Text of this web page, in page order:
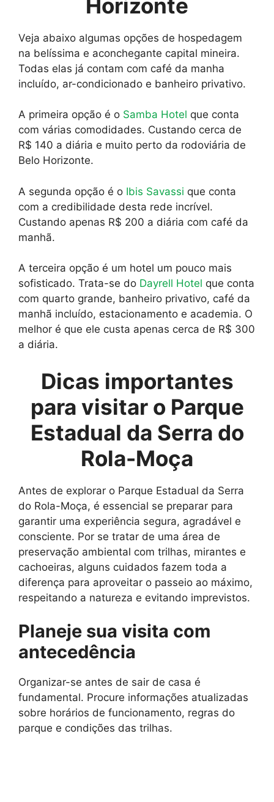
Horizonte
Veja abaixo algumas opções de hospedagem
na belíssima e aconchegante capital mineira.
Todas elas já contam com café da manha
incluído, ar-condicionado e banheiro privativo.
A primeira opção é o Samba Hotel que conta
com várias comodidades. Custando cerca de
R$ 140 a diária e muito perto da rodoviária de
Belo Horizonte.
A segunda opção é o Ibis Savassi que conta
com a credibilidade desta rede incrível.
Custando apenas R$ 200 a diária com café da
manhã.
A terceira opção é um hotel um pouco mais
sofisticado. Trata-se do Dayrell Hotel que conta
com quarto grande, banheiro privativo, café da
manhã incluído, estacionamento e academia. O
melhor é que ele custa apenas cerca de R$ 300
a diária.
Dicas importantes
para visitar o Parque
Estadual da Serra do
Rola-Moça
Antes de explorar o Parque Estadual da Serra
do Rola-Moça, é essencial se preparar para
garantir uma experiência segura, agradável e
consciente. Por se tratar de uma área de
preservação ambiental com trilhas, mirantes e
cachoeiras, alguns cuidados fazem toda a
diferença para aproveitar o passeio ao máximo,
respeitando a natureza e evitando imprevistos.
Planeje sua visita com
antecedência
Organizar-se antes de sair de casa é
fundamental. Procure informações atualizadas
sobre horários de funcionamento, regras do
parque e condições das trilhas.